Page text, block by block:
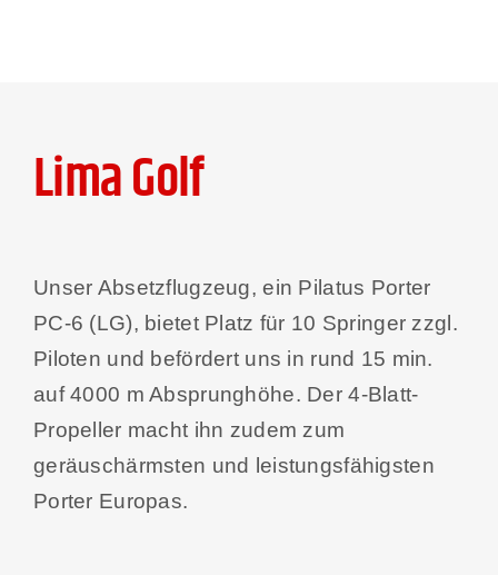
Lima Golf
Unser Absetzflugzeug, ein Pilatus Porter
PC-6 (LG), bietet Platz für 10 Springer zzgl.
Piloten und befördert uns in rund 15 min.
auf 4000 m Absprunghöhe. Der 4-Blatt-
Propeller macht ihn zudem zum
geräuschärmsten und leistungsfähigsten
Porter Europas.